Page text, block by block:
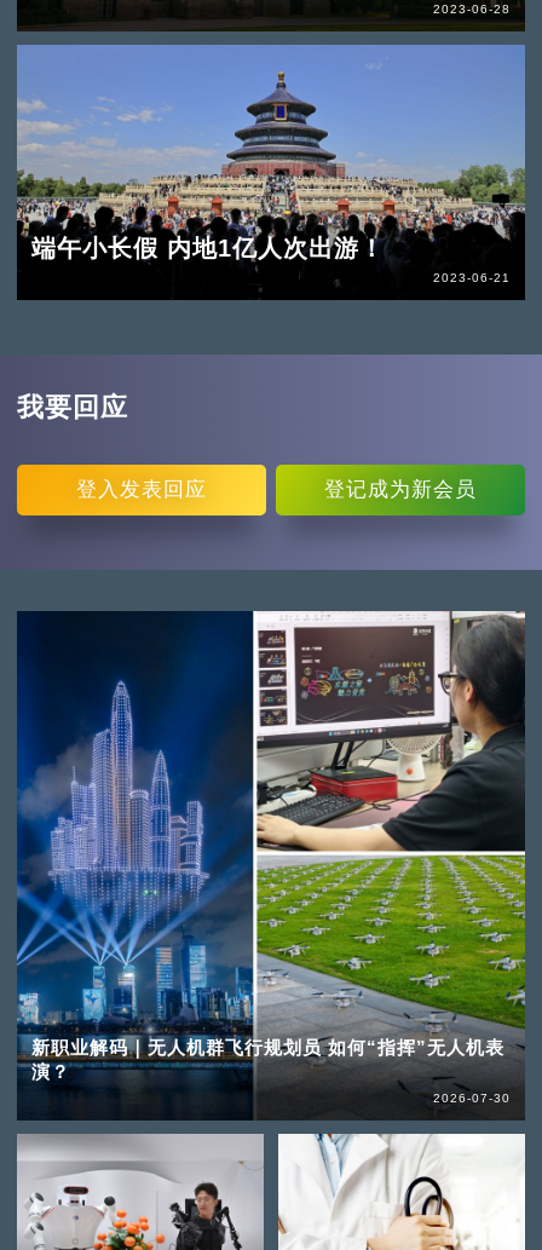
2023-06-28
端午小长假 内地1亿人次出游！
2023-06-21
我要回应
登入 发表回应 登记成为新会员
新职业解码｜无人机群飞行规划员 如何“指挥”无人机表
演？
2026-07-30